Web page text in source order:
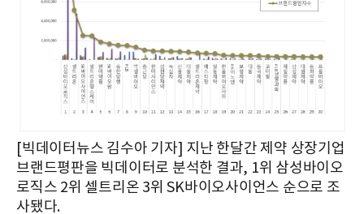
[빅데이터뉴스 김수아 기자] 지난 한달간 제약 상장기업
브랜드평판을 빅데이터로 분석한 결과, 1위 삼성바이오
로직스 2위 셀트리온 3위 SK바이오사이언스 순으로 조
사됐다. ​​